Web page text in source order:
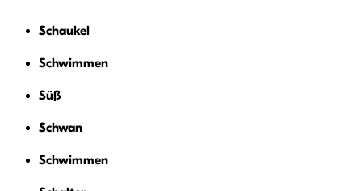
Schaukel
Schwimmen
Süß
Schwan
Schwimmen